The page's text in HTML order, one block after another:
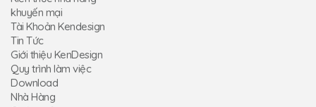
khuyến mại
Tài Khoản Kendesign
Tin Tức
Giới thiệu KenDesign
Quy trình làm việc
Download
Nhà Hàng